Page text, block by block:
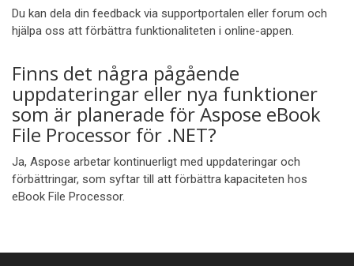
Du kan dela din feedback via supportportalen eller forum och
hjälpa oss att förbättra funktionaliteten i online-appen.
Finns det några pågående
uppdateringar eller nya funktioner
som är planerade för Aspose eBook
File Processor för .NET?
Ja, Aspose arbetar kontinuerligt med uppdateringar och
förbättringar, som syftar till att förbättra kapaciteten hos
eBook File Processor.